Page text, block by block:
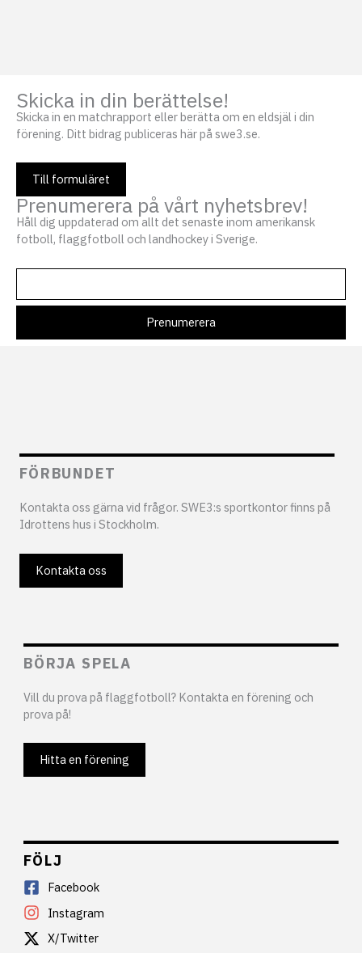
Skicka in din berättelse!
Skicka in en matchrapport eller berätta om en eldsjäl i din
förening. Ditt bidrag publiceras här på swe3.se.
Till formuläret
Prenumerera på vårt nyhetsbrev!
Håll dig uppdaterad om allt det senaste inom amerikansk
fotboll, flaggfotboll och landhockey i Sverige.
FÖRBUNDET
Kontakta oss gärna vid frågor. SWE3:s sportkontor finns på
Idrottens hus i Stockholm.
Kontakta oss
BÖRJA SPELA
Vill du prova på flaggfotboll? Kontakta en förening och
prova på!
Hitta en förening
FÖLJ
Facebook
Instagram
X/Twitter